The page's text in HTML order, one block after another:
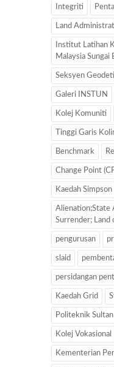
Integriti
Land
Institut Latihan
Malaysia Sungai
Seksyen
Galeri INSTUN
Kolej Komuniti
Tinggi Garis
Benchmark
Change Point
Kaedah Simpson
Alienation;State
Surrender; Land
pengurusan
slaid
persidangan
Kaedah Grid
Politeknik Sultan
Kolej Vokasional
Kementerian